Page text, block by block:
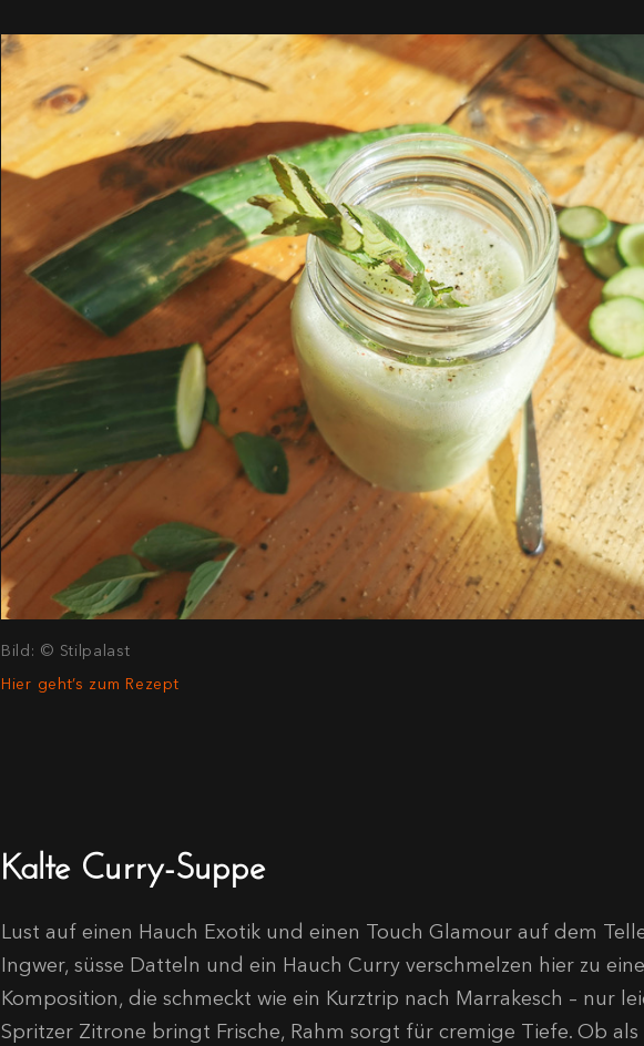
Bild: © Stilpalast
Hier geht’s zum Rezept
Kalte Curry-Suppe
Lust auf einen Hauch Exotik und einen Touch Glamour auf dem
Ingwer, süsse Datteln und ein Hauch Curry verschmelzen hier zu
Komposition, die schmeckt wie ein Kurztrip nach Marrakesch – nur
Spritzer Zitrone bringt Frische, Rahm sorgt für cremige Tiefe. Ob